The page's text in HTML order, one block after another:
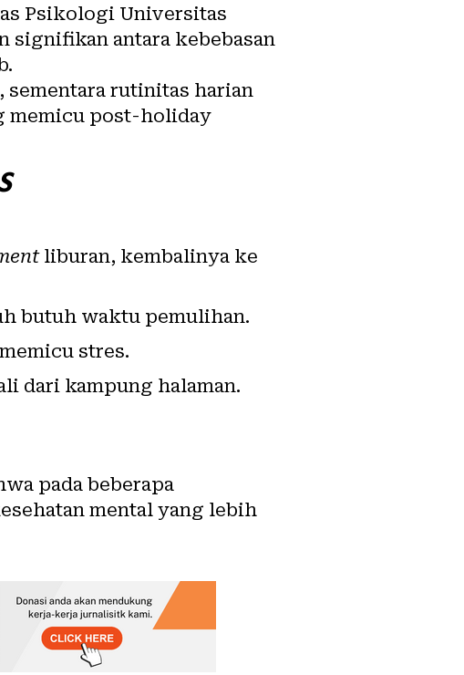
Psikologi Universitas
signifikan antara kebebasan
sementara rutinitas harian
memicu post-holiday
liburan, kembalinya ke
butuh waktu pemulihan.
stres.
dari kampung halaman.
pada beberapa
mental yang lebih